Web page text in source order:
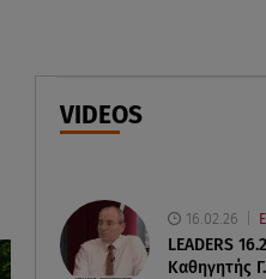
Κρήτη: Τι απαντά η
βίντεο με τον
VIDEOS
16.02.26
LEADERS
Καθηγητής